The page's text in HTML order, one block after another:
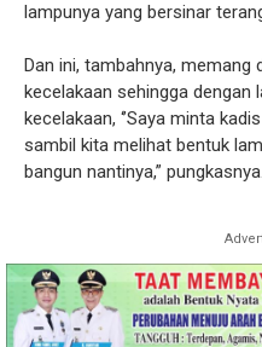
lampunya yang bersinar
Dan ini, tambahnya, memang
kecelakaan sehingga dengan
kecelakaan, ‘’Saya minta
sambil kita melihat bentuk
bangun nantinya,” pungkasnya.